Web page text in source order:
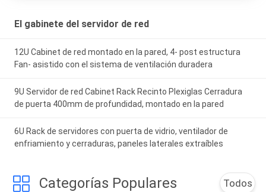
El gabinete del servidor de red
12U Cabinet de red montado en la pared, 4- post estructura
Fan- asistido con el sistema de ventilación duradera
9U Servidor de red Cabinet Rack Recinto Plexiglas Cerradura
de puerta 400mm de profundidad, montado en la pared
6U Rack de servidores con puerta de vidrio, ventilador de
enfriamiento y cerraduras, paneles laterales extraíbles
Categorías Populares Todos